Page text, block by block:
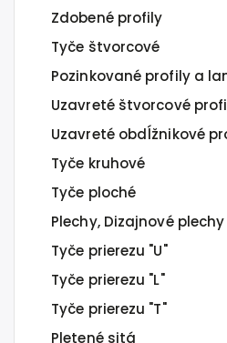
Zdobené profily
Tyče štvorcové
Pozinkované profily a
Uzavreté štvorcové
Uzavreté obdĺžnikové
Tyče kruhové
Tyče ploché
Plechy, Dizajnové plechy
Tyče prierezu "U"
Tyče prierezu "L"
Tyče prierezu "T"
Pletené sitá